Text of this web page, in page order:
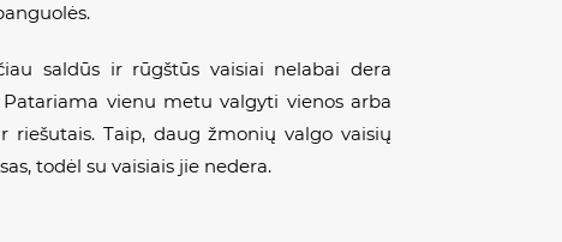
saldūs ir rūgštūs vaisiai nelabai dera
vienu metu valgyti vienos arba
Taip, daug žmonių valgo vaisių
todėl su vaisiais jie nedera.